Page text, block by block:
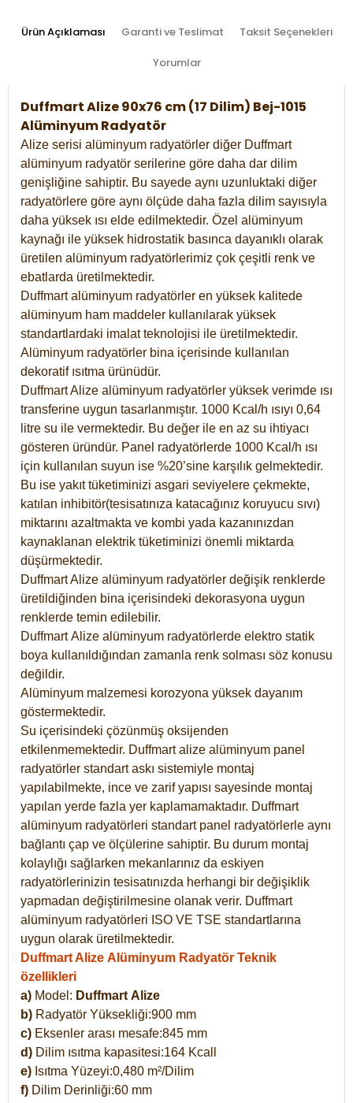
Ürün Açıklaması Garanti ve Teslimat Taksit Seçenekleri
Yorumlar
Duffmart Alize 90x76 cm (17 Dilim) Bej-1015
Alüminyum Radyatör
Alize serisi alüminyum radyatörler diğer Duffmart
alüminyum radyatör serilerine göre daha dar dilim
genişliğine sahiptir. Bu sayede aynı uzunluktaki diğer
radyatörlere göre aynı ölçüde daha fazla dilim sayısıyla
daha yüksek ısı elde edilmektedir. Özel alüminyum
kaynağı ile yüksek hidrostatik basınca dayanıklı olarak
üretilen alüminyum radyatörlerimiz çok çeşitli renk ve
ebatlarda üretilmektedir.
Duffmart alüminyum radyatörler en yüksek kalitede
alüminyum ham maddeler kullanılarak yüksek
standartlardaki imalat teknolojisi ile üretilmektedir.
Alüminyum radyatörler bina içerisinde kullanılan
dekoratif ısıtma ürünüdür.
Duffmart Alize alüminyum radyatörler yüksek verimde ısı
transferine uygun tasarlanmıştır. 1000 Kcal/h ısıyı 0,64
litre su ile vermektedir. Bu değer ile en az su ihtiyacı
gösteren üründür. Panel radyatörlerde 1000 Kcal/h ısı
için kullanılan suyun ise %20’sine karşılık gelmektedir.
Bu ise yakıt tüketiminizi asgari seviyelere çekmekte,
katılan inhibitör(tesisatınıza katacağınız koruyucu sıvı)
miktarını azaltmakta ve kombi yada kazanınızdan
kaynaklanan elektrik tüketiminizi önemli miktarda
düşürmektedir.
Duffmart Alize alüminyum radyatörler değişik renklerde
üretildiğinden bina içerisindeki dekorasyona uygun
renklerde temin edilebilir.
DuffmartAlize alüminyum radyatörlerde elektro statik
boya kullanıldığından zamanla renk solması söz konusu
değildir.
Alüminyum malzemesi korozyona yüksek dayanım
göstermektedir.
Su içerisindeki çözünmüş oksijenden
etkilenmemektedir. Duffmart alize alüminyum panel
radyatörler standart askı sistemiyle montaj
yapılabilmekte, ince ve zarif yapısı sayesinde montaj
yapılan yerde fazla yer kaplamamaktadır. Duffmart
alüminyum radyatörleri standart panel radyatörlerle aynı
bağlantı çap ve ölçülerine sahiptir. Bu durum montaj
kolaylığı sağlarken mekanlarınız da eskiyen
radyatörlerinizin tesisatınızda herhangi bir değişiklik
yapmadan değiştirilmesine olanak verir. Duffmart
alüminyum radyatörleri ISO VE TSE standartlarına
uygun olarak üretilmektedir.
Duffmart Alize Alüminyum Radyatör Teknik
özellikleri
a) Model: Duffmart Alize
b) Radyatör Yüksekliği:900 mm
c) Eksenler arası mesafe:845 mm
d) Dilim ısıtma kapasitesi:164 Kcall
e) Isıtma Yüzeyi:0,480 m²/Dilim
f) Dilim Derinliği:60 mm